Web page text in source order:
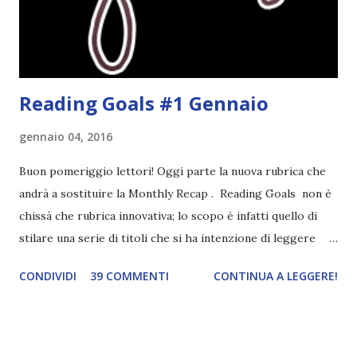
uscendo fuori dalla propria comfort zone. Come
partecipare Per partecipare non dovete fare altro che
Reading Goals #1 Gennaio
gennaio 04, 2016
Buon pomeriggio lettori! Oggi parte la nuova rubrica che
andrà a sostituire la Monthly Recap . Reading Goals non è
chissà che rubrica innovativa; lo scopo è infatti quello di
stilare una serie di titoli che si ha intenzione di leggere
una rubrica per tenere sotto controllo le reading
CONDIVIDI 39 COMMENTI CONTINUA A LEGGERE!